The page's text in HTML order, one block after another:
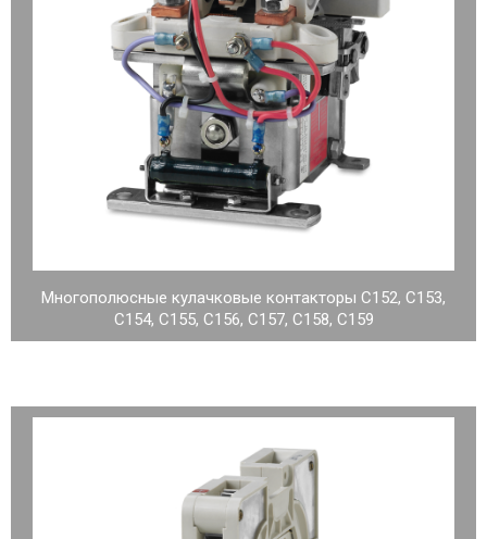
Многополюсные кулачковые контакторы C152, C153,
C154, C155, C156, C157, C158, C159